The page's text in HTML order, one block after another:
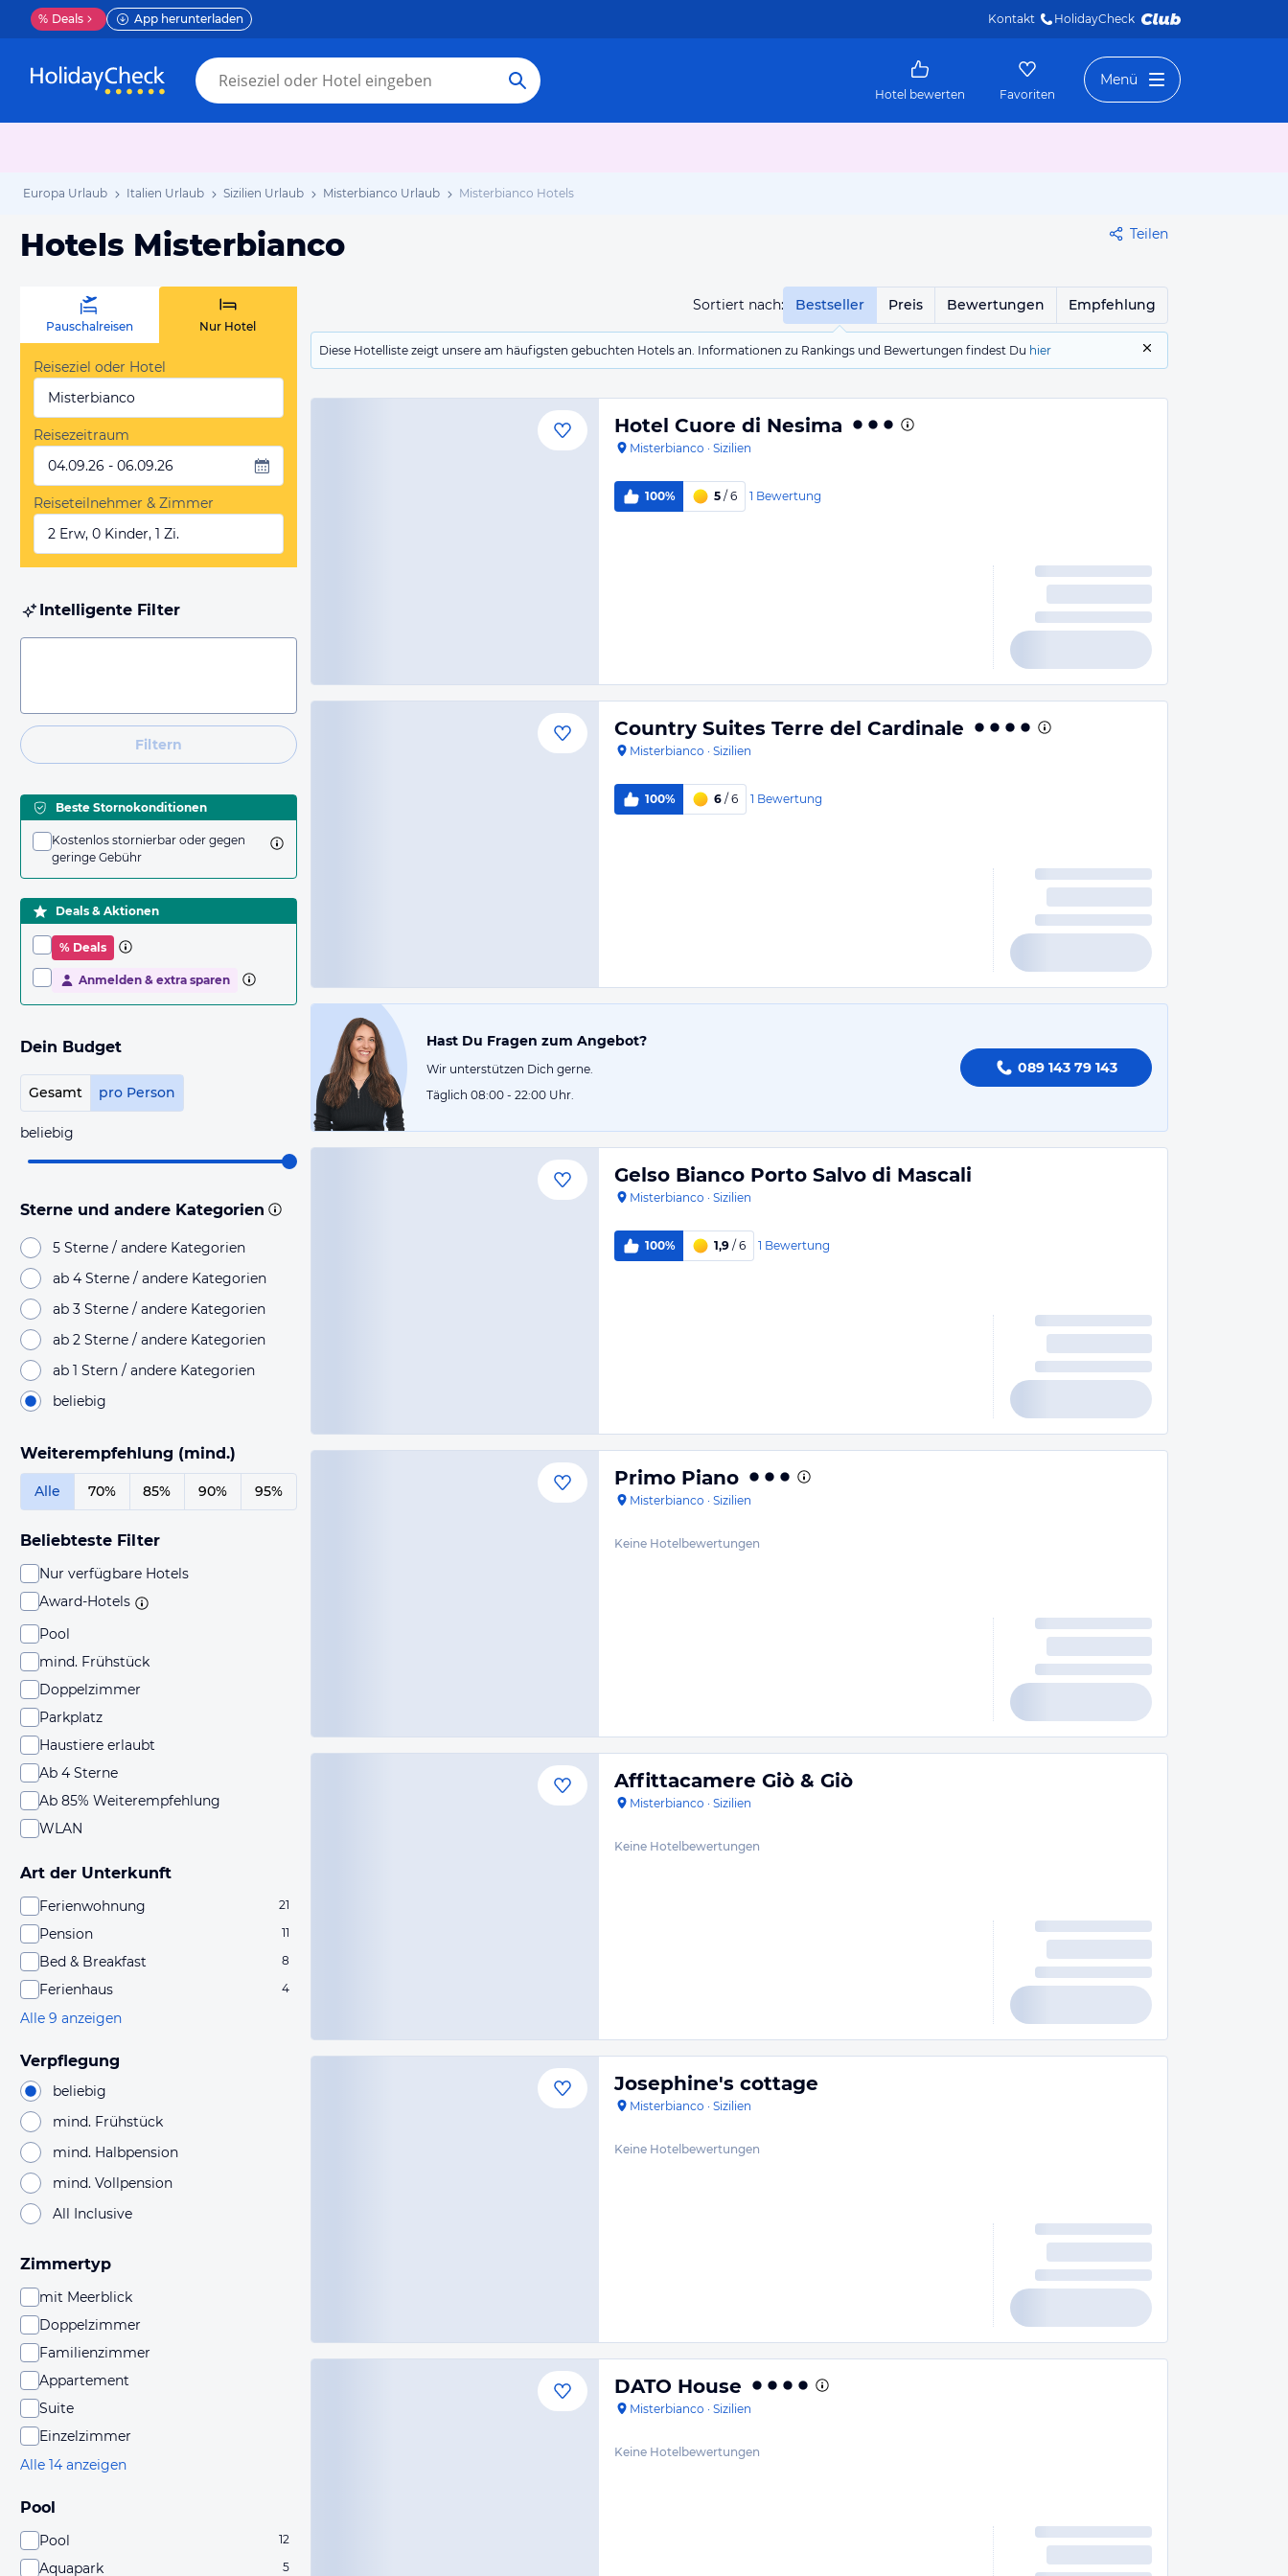
% Deals App herunterladen Kontakt HolidayCheck
Hotel bewerten Favoriten
Menü
Europa Urlaub Italien Urlaub Sizilien Urlaub Misterbianco Urlaub Misterbianco Hotels
Hotels Misterbianco Teilen
Sortiert nach: Bestseller Preis Bewertungen Empfehlung
Diese Hotelliste zeigt unsere am häufigsten gebuchten Hotels an. Informationen zu Rankings und Bewertungen findest Du hier
Pauschalreisen Nur Hotel
Reiseziel oder Hotel
Misterbianco
Reisezeitraum
04.09.26 - 06.09.26
Reiseteilnehmer & Zimmer
2 Erw, 0 Kinder, 1 Zi.
Intelligente Filter
Filtern
Beste Stornokonditionen
Kostenlos stornierbar oder gegen
geringe Gebühr
Deals & Aktionen
% Deals
Anmelden & extra sparen
Dein Budget
Gesamt pro Person
beliebig
Sterne und andere Kategorien
5 Sterne / andere Kategorien
ab 4 Sterne / andere Kategorien
ab 3 Sterne / andere Kategorien
ab 2 Sterne / andere Kategorien
ab 1 Stern / andere Kategorien
beliebig
Weiterempfehlung (mind.)
Alle 70% 85% 90% 95%
Beliebteste Filter
Nur verfügbare Hotels
Award-Hotels
Pool
mind. Frühstück
Doppelzimmer
Parkplatz
Haustiere erlaubt
Ab 4 Sterne
Ab 85% Weiterempfehlung
WLAN
Art der Unterkunft
Ferienwohnung 21
Pension 11
Bed & Breakfast 8
Ferienhaus 4
Alle 9 anzeigen
Verpflegung
beliebig
mind. Frühstück
mind. Halbpension
mind. Vollpension
All Inclusive
Zimmertyp
mit Meerblick
Doppelzimmer
Familienzimmer
Appartement
Suite
Einzelzimmer
Alle 14 anzeigen
Pool
Pool 12
Aquapark 5
Hotel Cuore di Nesima
Misterbianco · Sizilien
100% 5 / 6 1 Bewertung
Country Suites Terre del Cardinale
Misterbianco · Sizilien
100% 6 / 6 1 Bewertung
Hast Du Fragen zum Angebot?
Wir unterstützen Dich gerne.
Täglich 08:00 - 22:00 Uhr.
089 143 79 143
Gelso Bianco Porto Salvo di Mascali
Misterbianco · Sizilien
100% 1,9 / 6 1 Bewertung
Primo Piano
Misterbianco · Sizilien
Keine Hotelbewertungen
Affittacamere Giò & Giò
Misterbianco · Sizilien
Keine Hotelbewertungen
Josephine's cottage
Misterbianco · Sizilien
Keine Hotelbewertungen
DATO House
Misterbianco · Sizilien
Keine Hotelbewertungen